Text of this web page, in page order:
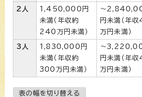
2人
1,450,000円
未満（年収約
240万円未満）
〜
円未満（年
万円未満）
3人
1,830,000円
未満（年収約
300万円未満）
〜
円未満（年
万円未満）
表の幅を切り替える